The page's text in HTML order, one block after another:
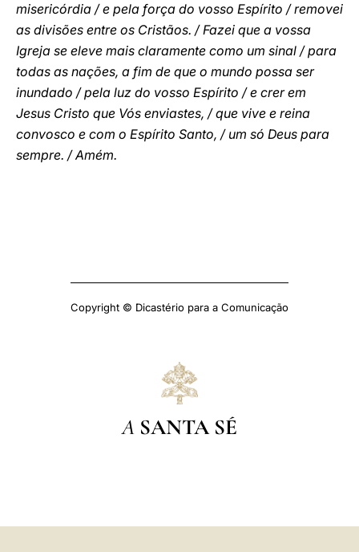
misericórdia / e pela força do vosso Espírito / removei
as divisões entre os Cristãos. / Fazei que a vossa
Igreja se eleve mais claramente como um sinal / para
todas as nações, a fim de que o mundo possa ser
inundado / pela luz do vosso Espírito / e crer em
Jesus Cristo que Vós enviastes, / que vive e reina
convosco e com o Espírito Santo, / um só Deus para
sempre. / Amém.
Copyright © Dicastério para a Comunicação
A SANTA SÉ